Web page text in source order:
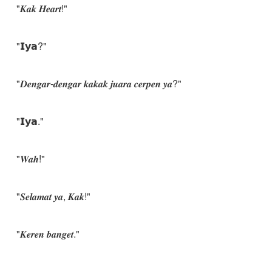
"𝑲𝒂𝒌 𝑯𝒆𝒂𝒓𝒕!"
"𝗜𝘆𝗮?"
"𝑫𝒆𝒏𝒈𝒂𝒓-𝒅𝒆𝒏𝒈𝒂𝒓 𝒌𝒂𝒌𝒂𝒌 𝒋𝒖𝒂𝒓𝒂 𝒄𝒆𝒓𝒑𝒆𝒏 𝒚𝒂?"
"𝗜𝘆𝗮."
"𝑾𝒂𝒉!"
"𝑺𝒆𝒍𝒂𝒎𝒂𝒕 𝒚𝒂, 𝑲𝒂𝒌!"
"𝑲𝒆𝒓𝒆𝒏 𝒃𝒂𝒏𝒈𝒆𝒕."